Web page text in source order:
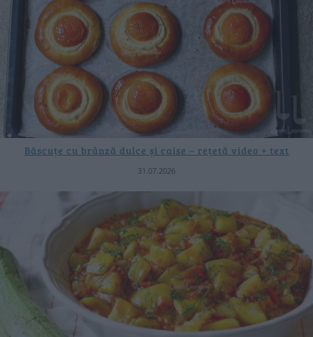
Băscuțe cu brânză dulce și caise – rețetă video + text
31.07.2026